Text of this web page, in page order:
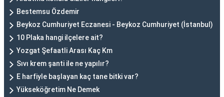
Bestemsu Özdemir
Beykoz Cumhuriyet Eczanesi - Beykoz Cumhuriyet (İstanbul)
10 Plaka hangi ilçelere ait?
Yozgat Şefaatli Arası Kaç Km
Sıvı krem şanti ile ne yapılır?
E harfiyle başlayan kaç tane bitki var?
Yükseköğretim Ne Demek